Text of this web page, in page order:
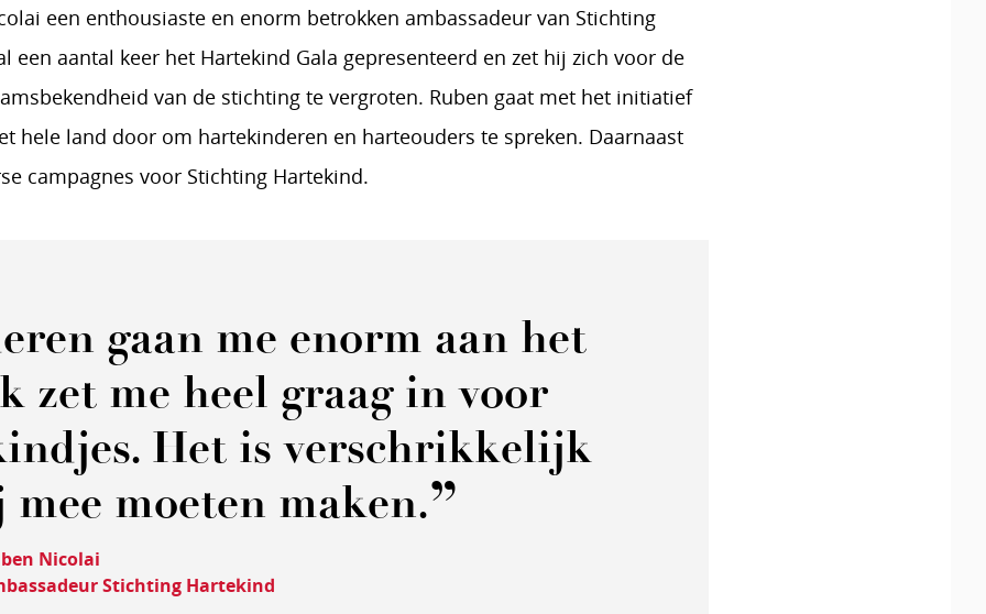
een enthousiaste en enorm betrokken ambassadeur van Stichting
een aantal keer het Hartekind Gala gepresenteerd en zet hij zich voor de
van de stichting te vergroten. Ruben gaat met het initiatief
hele land door om hartekinderen en harteouders te spreken. Daarnaast
campagnes voor Stichting Hartekind.
gaan me enorm aan het
zet me heel graag in voor
Het is verschrikkelijk
moeten maken.
Nicolai
Stichting Hartekind